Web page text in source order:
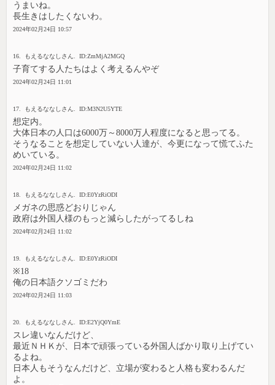
うまいね。
長生きはしたくないわ。
2024年02月24日 10:57
16. もえるななしさん. ID:ZmMjA2MGQ
子育てする人たちはよく考えるんやぞ
2024年02月24日 11:01
17. もえるななしさん. ID:M3N2U5YTE
想定内。
大体日本の人口は6000万～8000万人程度になると思ってる。
そうなることを想定していない人達が、今更になって慌てふた
めいている。
2024年02月24日 11:02
18. もえるななしさん. ID:E0YzRiODI
メガネの思惑どおりじゃん
政府は外国人様のもっと減らしたがってるしね
2024年02月24日 11:02
19. もえるななしさん. ID:E0YzRiODI
※18
俺の日本語クソゴミだわ
2024年02月24日 11:03
20. もえるななしさん. ID:E2YjQ0YmE
スレ違いなんだけど、
最近ＮＨＫが、日本で頑張っている外国人ばかり取り上げてい
るよね。
日本人もそうなんだけど、立場が変わると人格も変わるんだ
よ。